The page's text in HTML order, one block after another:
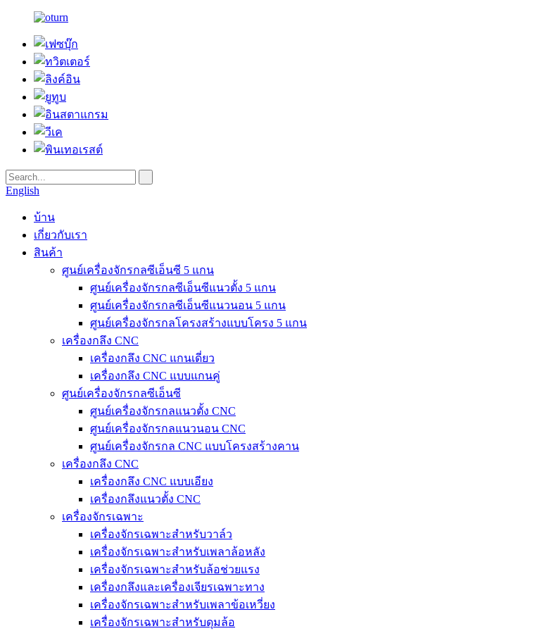
English
บ้าน
เกี่ยวกับเรา
สินค้า
ศูนย์เครื่องจักรกลซีเอ็นซี 5 แกน
ศูนย์เครื่องจักรกลซีเอ็นซีแนวตั้ง 5 แกน
ศูนย์เครื่องจักรกลซีเอ็นซีแนวนอน 5 แกน
ศูนย์เครื่องจักรกลโครงสร้างแบบโครง 5 แกน
เครื่องกลึง CNC
เครื่องกลึง CNC แกนเดี่ยว
เครื่องกลึง CNC แบบแกนคู่
ศูนย์เครื่องจักรกลซีเอ็นซี
ศูนย์เครื่องจักรกลแนวตั้ง CNC
ศูนย์เครื่องจักรกลแนวนอน CNC
ศูนย์เครื่องจักรกล CNC แบบโครงสร้างคาน
เครื่องกลึง CNC
เครื่องกลึง CNC แบบเอียง
เครื่องกลึงแนวตั้ง CNC
เครื่องจักรเฉพาะ
เครื่องจักรเฉพาะสำหรับวาล์ว
เครื่องจักรเฉพาะสำหรับเพลาล้อหลัง
เครื่องจักรเฉพาะสำหรับล้อช่วยแรง
เครื่องกลึงและเครื่องเจียรเฉพาะทาง
เครื่องจักรเฉพาะสำหรับเพลาข้อเหวี่ยง
เครื่องจักรเฉพาะสำหรับดุมล้อ